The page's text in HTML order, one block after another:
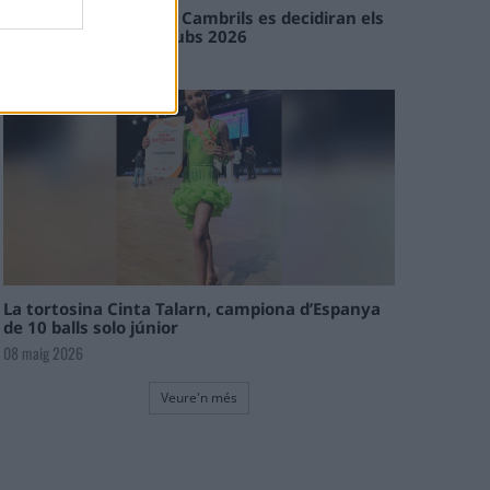
En les tirades de Flix i Cambrils es decidiran els
campions de l’Interclubs 2026
La tortosina Cinta Talarn, campiona d’Espanya
de 10 balls solo júnior
08 maig 2026
Veure'n més